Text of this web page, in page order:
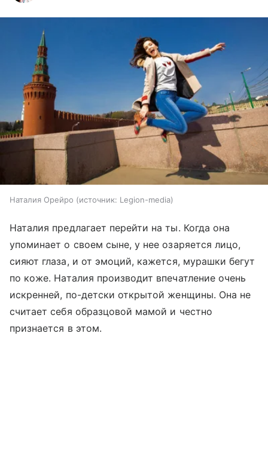
Наталия Орейро источник: Legion-media
Наталия предлагает перейти на ты. Когда она
упоминает о своем сыне, у нее озаряется лицо,
сияют глаза, и от эмоций, кажется, мурашки бегут
по коже. Наталия производит впечатление очень
искренней, по-детски открытой женщины. Она не
считает себя образцовой мамой и честно
признается в этом.